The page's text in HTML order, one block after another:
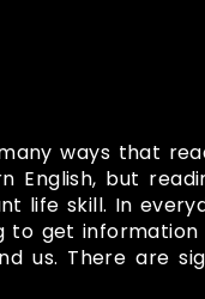
ways that
English, but
life skill. In
to get
us. There are